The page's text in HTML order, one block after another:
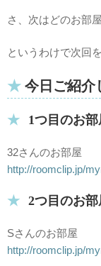
さ、次はどのお部
というわけで次回
今日ご紹介
1つ目のお部
32さんのお部屋
http://roomclip.jp/
2つ目のお部
Sさんのお部屋
http://roomclip.jp/